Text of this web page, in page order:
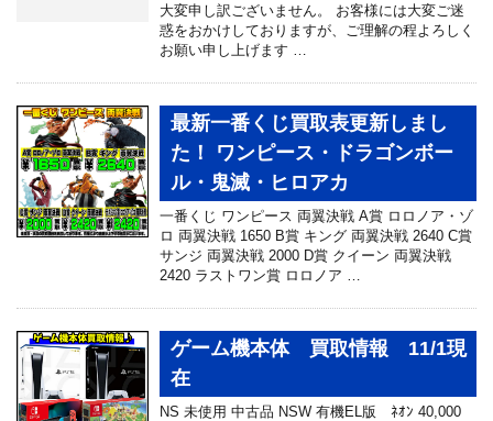
大変申し訳ございません。 お客様には大変ご迷
惑をおかけしておりますが、ご理解の程よろしく
お願い申し上げます …
最新一番くじ買取表更新しまし
た！ ワンピース・ドラゴンボー
ル・鬼滅・ヒロアカ
一番くじ ワンピース 両翼決戦 A賞 ロロノア・ゾ
ロ 両翼決戦 1650 B賞 キング 両翼決戦 2640 C賞
サンジ 両翼決戦 2000 D賞 クイーン 両翼決戦
2420 ラストワン賞 ロロノア …
ゲーム機本体 買取情報 11/1現
在
NS 未使用 中古品 NSW 有機EL版 ﾈｵﾝ 40,000